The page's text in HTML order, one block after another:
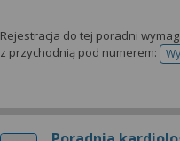
Rejestracja do tej poradni
z przychodnią pod numerem: